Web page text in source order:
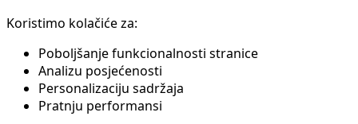
Koristimo kolačiće za:
Poboljšanje funkcionalnosti stranice
Analizu posjećenosti
Personalizaciju sadržaja
Pratnju performansi